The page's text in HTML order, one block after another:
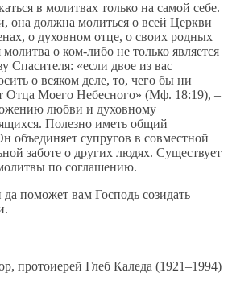
в молитвах только на самой себе.
она должна молиться о всей Церкви
о духовном отце, о своих родных
о ком-либо не только является
Спасителя: «если двое из вас
о всяком деле, то, чего бы ни
Отца Моего Небесного» (Мф. 18:19), –
любви и духовному
Полезно иметь общий
объединяет супругов в совместной
заботе о других людях. Существует
по соглашению.
поможет вам Господь созидать
протоиерей Глеб Каледа (1921–1994)